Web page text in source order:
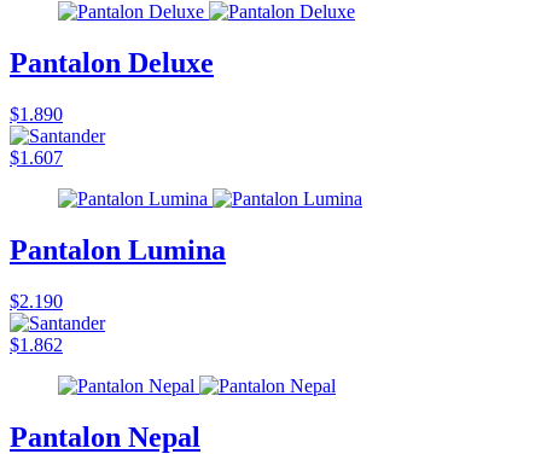
Pantalon Deluxe
$1.890
$1.607
Pantalon Lumina
$2.190
$1.862
Pantalon Nepal